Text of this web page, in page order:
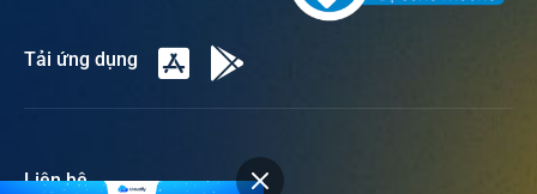
Tải ứng dụng
Liên hệ